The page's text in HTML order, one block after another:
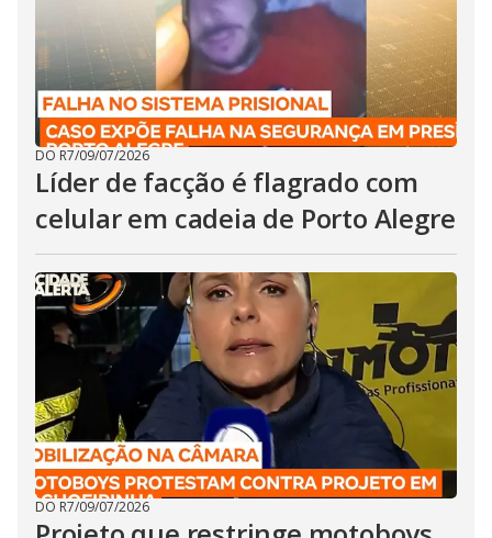
DO R7/09/07/2026
Líder de facção é flagrado com
celular em cadeia de Porto Alegre
DO R7/09/07/2026